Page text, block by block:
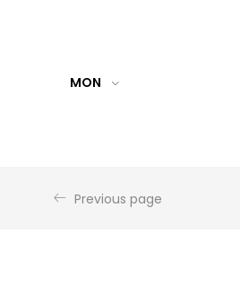
MON
Previous page